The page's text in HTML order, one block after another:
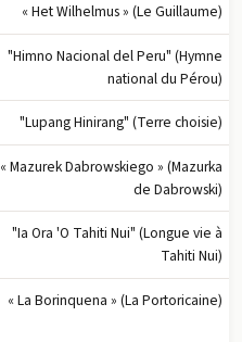
« Het Wilhelmus » (Le Guillaume)
"Himno Nacional del Peru" (Hymne
national du Pérou)
"Lupang Hinirang" (Terre choisie)
« Mazurek Dabrowskiego » (Mazurka
de Dabrowski)
"Ia Ora 'O Tahiti Nui" (Longue vie à
Tahiti Nui)
« La Borinquena » (La Portoricaine)